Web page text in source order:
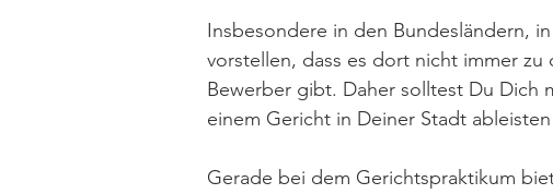
Insbesondere in den Bundesländern,
vorstellen, dass es dort nicht immer
Bewerber gibt. Daher solltest Du Dich
einem Gericht in Deiner Stadt
Gerade bei dem Gerichtspraktikum